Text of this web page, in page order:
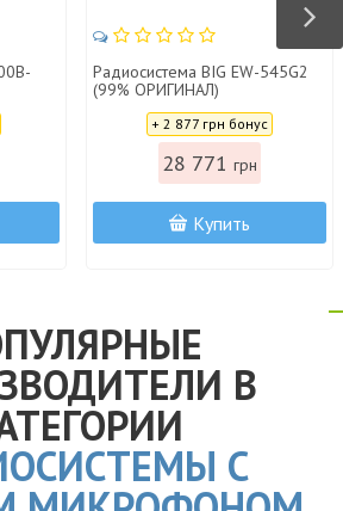
Радиосистема BIG EW-545G2
(99% ОРИГИНАЛ)
+ 2 877 грн бонус
28 771 грн
Купить
В
С